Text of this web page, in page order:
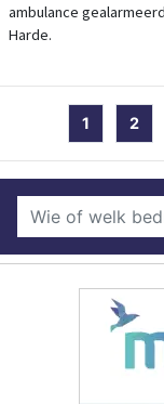
ambulance
Harde.
1 2